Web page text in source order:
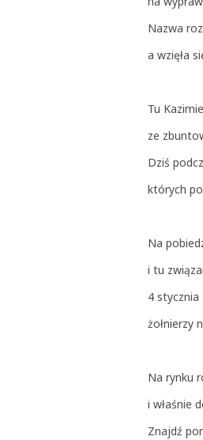
Nazwa
a wzięła
Tu
ze
Dziś
których
Na
i tu
4 stycznia
żołnierzy
Na rynku
i właśnie
Znajdź